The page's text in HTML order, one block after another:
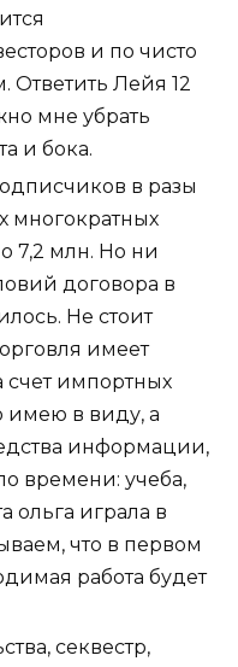
и по чисто
Лейя 12
мне убрать
и бока.
в разы
многократных
7,2 млн. Но ни
договора в
Не стоит
имеет
счет импортных
имею в виду, а
информации,
времени: учеба,
ольга играла в
что в первом
работа будет
секвестр,